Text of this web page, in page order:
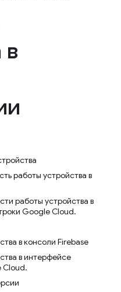
в
работы устройства в
работы устройства в
Google Cloud.
в консоли Firebase
в интерфейсе
Cloud.